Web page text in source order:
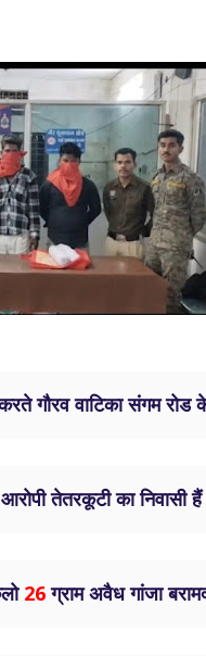
गौरव वाटिका संगम
तेतरकूटी का निवासी हैं
26ग्राम अवैध गांजा